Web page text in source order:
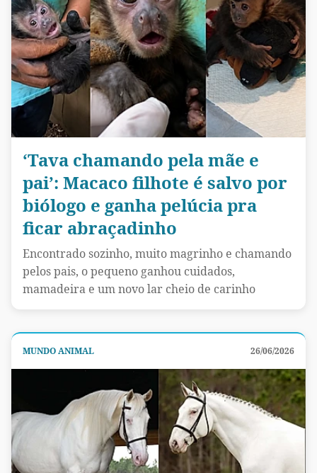
‘Tava chamando pela mãe e
pai’: Macaco filhote é salvo por
biólogo e ganha pelúcia pra
ficar abraçadinho
Encontrado sozinho, muito magrinho e chamando
pelos pais, o pequeno ganhou cuidados,
mamadeira e um novo lar cheio de carinho
MUNDO ANIMAL 26/06/2026